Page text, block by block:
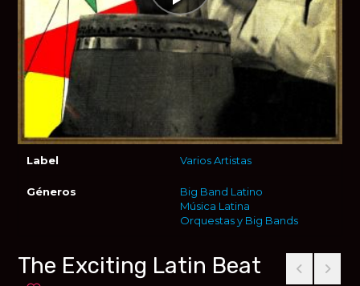
Label Varios Artistas
Géneros
Big Band Latino
Música Latina
Orquestas y Big Bands
The Exciting Latin Beat